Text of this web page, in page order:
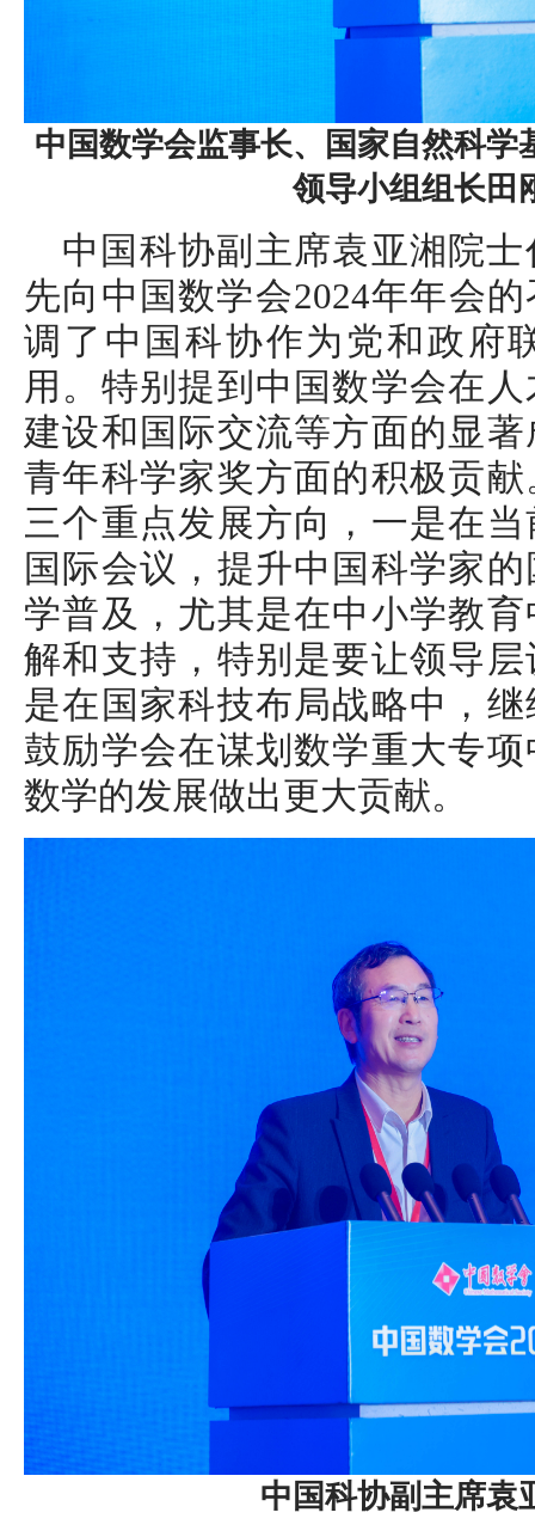
中国数学会监事长、国家自然科
领导小组组长田
中国科协副主席袁亚湘院
先向中国数学会2024年年会
调了中国科协作为党和政府
用。特别提到中国数学会在
建设和国际交流等方面的显
青年科学家奖方面的积极贡
三个重点发展方向，一是在
国际会议，提升中国科学家
学普及，尤其是在中小学教
解和支持，特别是要让领导
是在国家科技布局战略中，
鼓励学会在谋划数学重大专
数学的发展做出更大贡献。
中国科协副主席袁